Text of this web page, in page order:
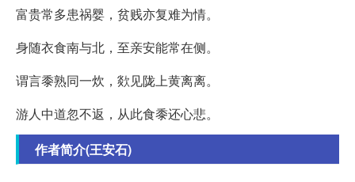
富贵常多患祸婴，贫贱亦复难为情。
身随衣食南与北，至亲安能常在侧。
谓言黍熟同一炊，欻见陇上黄离离。
游人中道忽不返，从此食黍还心悲。
作者简介(王安石)